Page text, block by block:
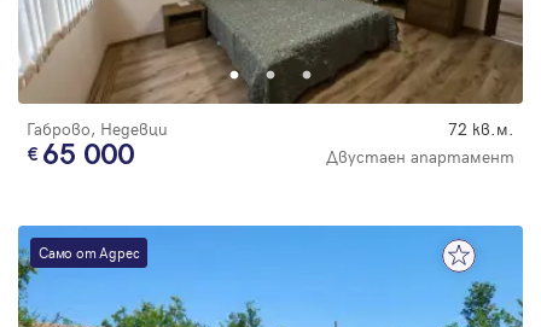
Габрово, Недевци 72 кв.м.
65 000 Двустаен апартамент
Само от Адрес